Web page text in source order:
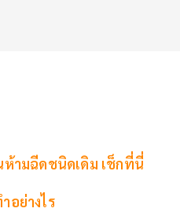
ามฉีดชนิดเดิม เช็กที่นี่
อย่างไร